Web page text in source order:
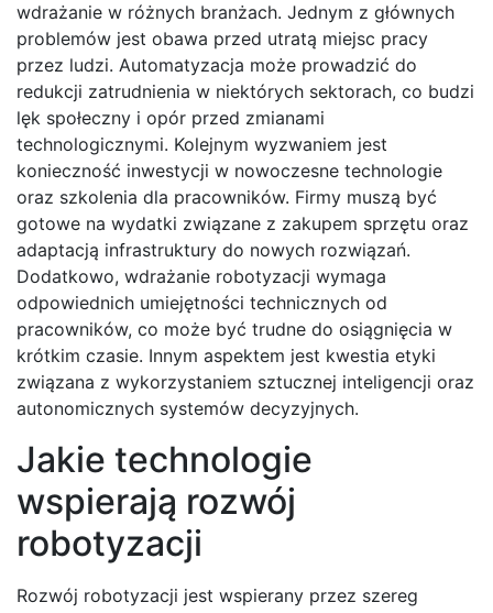
wdrażanie w różnych branżach. Jednym z głównych
problemów jest obawa przed utratą miejsc pracy
przez ludzi. Automatyzacja może prowadzić do
redukcji zatrudnienia w niektórych sektorach, co budzi
lęk społeczny i opór przed zmianami
technologicznymi. Kolejnym wyzwaniem jest
konieczność inwestycji w nowoczesne technologie
oraz szkolenia dla pracowników. Firmy muszą być
gotowe na wydatki związane z zakupem sprzętu oraz
adaptacją infrastruktury do nowych rozwiązań.
Dodatkowo, wdrażanie robotyzacji wymaga
odpowiednich umiejętności technicznych od
pracowników, co może być trudne do osiągnięcia w
krótkim czasie. Innym aspektem jest kwestia etyki
związana z wykorzystaniem sztucznej inteligencji oraz
autonomicznych systemów decyzyjnych.
Jakie technologie
wspierają rozwój
robotyzacji
Rozwój robotyzacji jest wspierany przez szereg